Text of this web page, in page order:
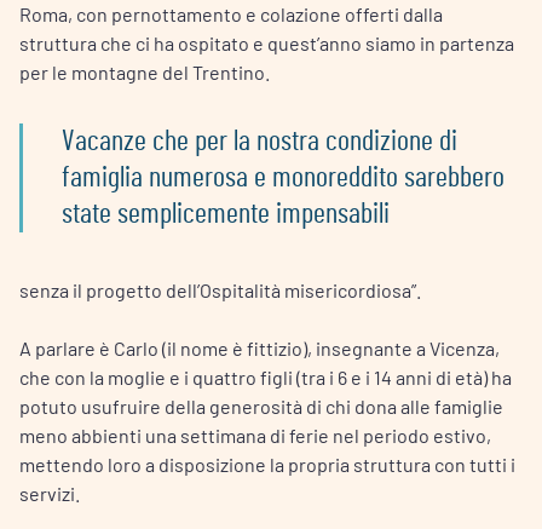
Roma, con pernottamento e colazione offerti dalla
struttura che ci ha ospitato e quest’anno siamo in partenza
per le montagne del Trentino.
Vacanze che per la nostra condizione di
famiglia numerosa e monoreddito sarebbero
state semplicemente impensabili
senza il progetto dell’Ospitalità misericordiosa”.
A parlare è Carlo (il nome è fittizio), insegnante a Vicenza,
che con la moglie e i quattro figli (tra i 6 e i 14 anni di età) ha
potuto usufruire della generosità di chi dona alle famiglie
meno abbienti una settimana di ferie nel periodo estivo,
mettendo loro a disposizione la propria struttura con tutti i
servizi.